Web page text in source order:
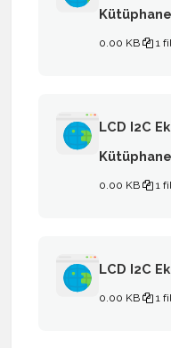
0.00 KB 1
LCD I2C
0.00 KB 1
LCD I2C
0.00 KB 1